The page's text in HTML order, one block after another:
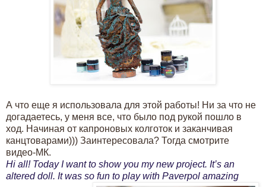
А что еще я использовала для этой работы! Ни за что не
догадаетесь, у меня все, что было под рукой пошло в
ход. Начиная от капроновых колготок и заканчивая
канцтоварами))) Заинтересовала? Тогда смотрите
видео-МК.
Hi all! Today I want to show you my new project. It’s an
altered doll. It was so fun to play with Paverpol amazing